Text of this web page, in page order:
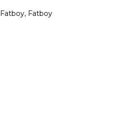
Fatboy, Fatboy